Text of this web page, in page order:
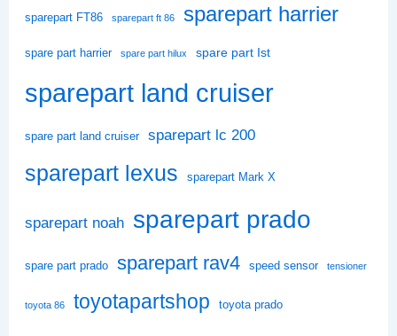
sparepart FT86 sparepart ft 86 sparepart harrier
spare part harrier spare part hilux spare part Ist
sparepart land cruiser
spare part land cruiser sparepart lc 200
sparepart lexus sparepart Mark X
sparepart noah sparepart prado
spare part prado sparepart rav4 speed sensor tensioner
toyota 86 toyotapartshop toyota prado